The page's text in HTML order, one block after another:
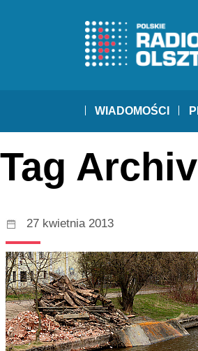
WIADOMOŚCI
Tag
27 kwietnia 2013